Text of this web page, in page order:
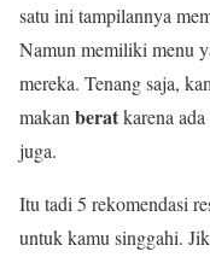
satu ini tampilannya
Namun memiliki menu
mereka. Tenang saja,
makan beratkarena
juga.
Itu tadi 5 rekomendasi
untuk kamu singgahi.